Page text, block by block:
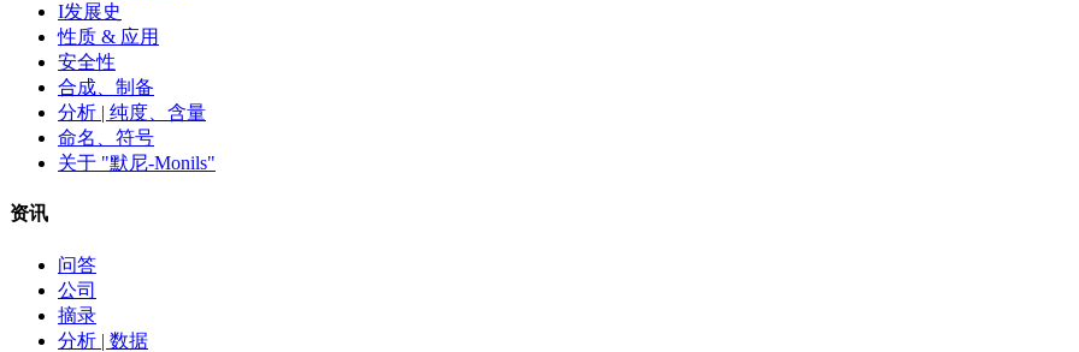
I发展史
性质 & 应用
安全性
合成、制备
分析 | 纯度、含量
命名、符号
关于 "默尼-Monils"
资讯
问答
公司
摘录
分析 | 数据